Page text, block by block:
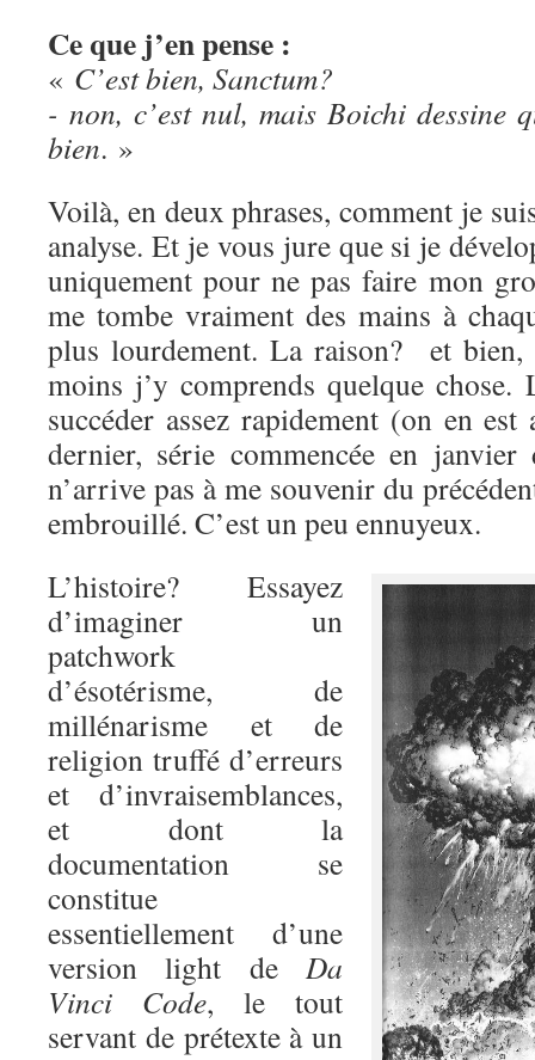
Ce que j’en pense :
« C’est bien, Sanctum?
- non, c’est nul, mais Boichi dessine
bien. »
Voilà, en deux phrases, comment je
analyse. Et je vous jure que si je
uniquement pour ne pas faire mon
me tombe vraiment des mains à
plus lourdement. La raison? et bien,
moins j’y comprends quelque chose.
succéder assez rapidement (on en
dernier, série commencée en
n’arrive pas à me souvenir du
embrouillé. C’est un peu ennuyeux.
L’histoire? Essayez
d’imaginer un
patchwork
d’ésotérisme, de
millénarisme et de
religion truffé d’erreurs
et d’invraisemblances,
et dont la
documentation se
constitue
essentiellement d’une
version light de Da
Vinci Code, le tout
servant de prétexte à un